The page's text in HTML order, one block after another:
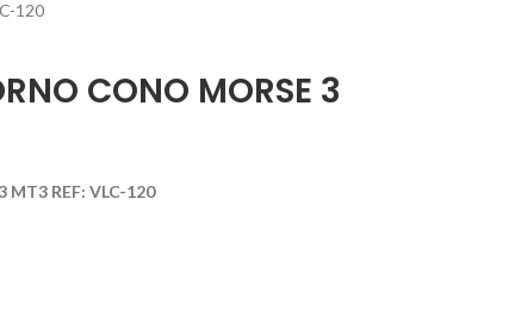
120
CONO MORSE 3
MT3 REF: VLC-120